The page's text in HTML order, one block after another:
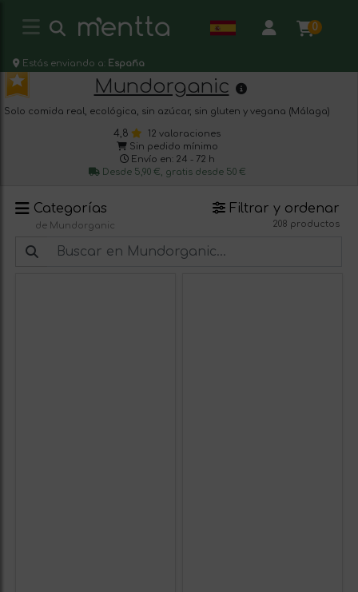
0
Estás enviando a: España
Mundorganic
Solo comida real, ecológica, sin azúcar, sin gluten y vegana (Málaga)
4,8
12 valoraciones
Sin pedido mínimo
Envío en: 24 - 72 h
Desde 5,90 €, gratis desde 50 €
Categorías
de Mundorganic
Filtrar y ordenar
208 productos